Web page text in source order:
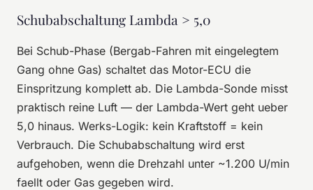
Schubabschaltung Lambda > 5,0
Bei Schub-Phase (Bergab-Fahren mit eingelegtem
Gang ohne Gas) schaltet das Motor-ECU die
Einspritzung komplett ab. Die Lambda-Sonde misst
praktisch reine Luft — der Lambda-Wert geht ueber
5,0 hinaus. Werks-Logik: kein Kraftstoff = kein
Verbrauch. Die Schubabschaltung wird erst
aufgehoben, wenn die Drehzahl unter ~1.200 U/min
faellt oder Gas gegeben wird.